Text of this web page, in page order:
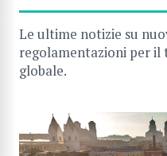
Le ultime notizie su
regolamentazioni per il
globale.